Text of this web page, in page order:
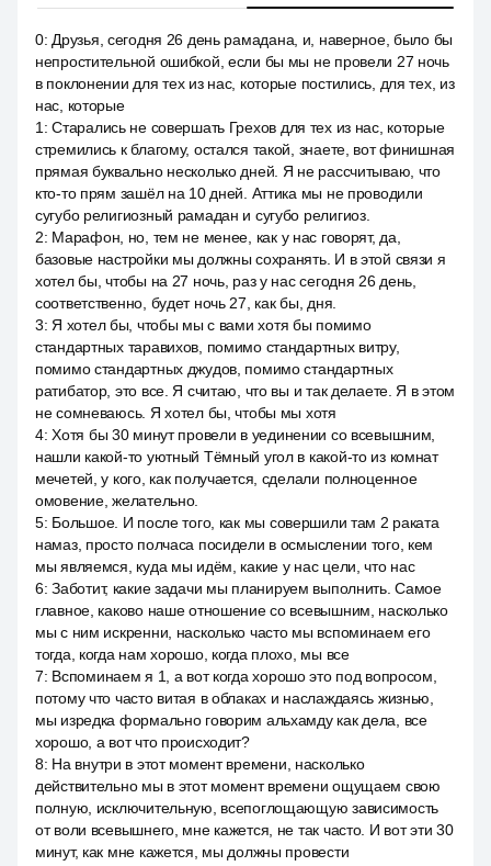
0: Друзья, сегодня 26 день рамадана, и, наверное, было бы
непростительной ошибкой, если бы мы не провели 27 ночь
в поклонении для тех из нас, которые постились, для тех, из
нас, которые
1 :Старались не совершать Грехов для тех из нас, которые
стремились к благому, остался такой, знаете, вот финишная
прямая буквально несколько дней. Я не рассчитываю, что
кто-то прям зашёл на 10 дней. Аттика мы не проводили
сугубо религиозный рамадан и сугубо религиоз.
2: Марафон, но, тем не менее, как у нас говорят, да,
базовые настройки мы должны сохранять. И в этой связи я
хотел бы, чтобы на 27 ночь, раз у нас сегодня 26 день,
соответственно, будет ночь 27, как бы, дня.
3: Я хотел бы, чтобы мы с вами хотя бы помимо
стандартных таравихов, помимо стандартных витру,
помимо стандартных джудов, помимо стандартных
ратибатор, это все. Я считаю, что вы и так делаете. Я в этом
не сомневаюсь. Я хотел бы, чтобы мы хотя
4:Хотя бы 30 минут провели в уединении со всевышним,
нашли какой-то уютный Тёмный угол в какой-то из комнат
мечетей, у кого, как получается, сделали полноценное
омовение, желательно.
5: Большое. И после того, как мы совершили там 2 раката
намаз, просто полчаса посидели в осмыслении того, кем
мы являемся, куда мы идём, какие у нас цели, что нас
6:Заботит, какие задачи мы планируем выполнить. Самое
главное, каково наше отношение со всевышним, насколько
мы с ним искренни, насколько часто мы вспоминаем его
тогда, когда нам хорошо, когда плохо, мы все
7: Вспоминаем я 1, а вот когда хорошо это под вопросом,
потому что часто витая в облаках и наслаждаясь жизнью,
мы изредка формально говорим альхамду как дела, все
хорошо, а вот что происходит?
8: На внутри в этот момент времени, насколько
действительно мы в этот момент времени ощущаем свою
полную, исключительную, всепоглощающую зависимость
от воли всевышнего, мне кажется, не так часто. И вот эти 30
минут, как мне кажется, мы должны провести